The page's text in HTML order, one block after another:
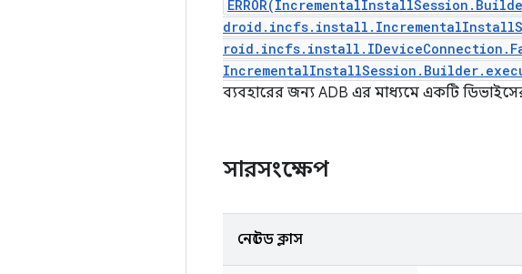
ব্যবহারের জন্য ADB এর মাধ্যমে একটি
সারসংক্ষেপ
নেস্টেড ক্লাস